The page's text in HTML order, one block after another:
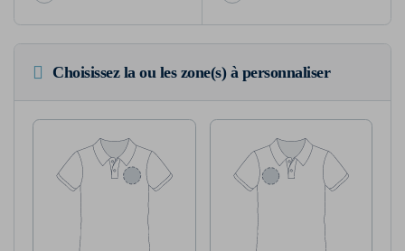
Choisissez la ou les zone(s) à personnaliser